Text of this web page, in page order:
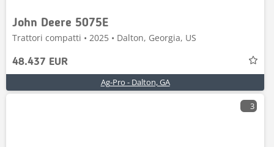
John Deere 5075E
Trattori compatti • 2025 • Dalton, Georgia, US
48.437 EUR
Ag-Pro - Dalton, GA
3